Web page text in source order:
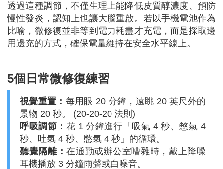
透過這種調節，不僅生理上能降低皮質醇濃度、預防
慢性發炎，認知上也讓大腦重啟。若以手機電池作為
比喻，微修復並非等到電力耗盡才充電，而是採取邊
用邊充的方式，確保電量維持在安全水平線上。
5個日常微修復練習
視覺重置： 每用眼 20 分鐘，遠眺 20 英尺外的
景物 20 秒。 (20-20-20 法則)
呼吸調節： 花 1 分鐘進行「吸氣 4 秒、憋氣 4
秒、吐氣 4 秒、憋氣 4 秒」的循環。
聽覺隔離：在通勤或辦公室嘈雜時，戴上降噪
耳機播放 3 分鐘雨聲或白噪音。